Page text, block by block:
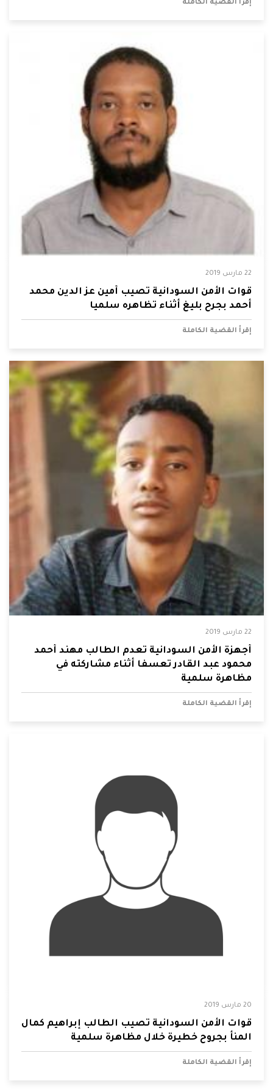
إقرأ القضية الكاملة
22 مارس 2019
قوات الأمن السودانية تصيب أمين عز الدين محمد
أحمد بجرح بليغ أثناء تظاهره سلميا
إقرأ القضية الكاملة
22 مارس 2019
أجهزة الأمن السودانية تعدم الطالب مهند أحمد
محمود عبد القادر تعسفا أثناء مشاركته في
مظاهرة سلمية
إقرأ القضية الكاملة
20 مارس 2019
قوات الأمن السودانية تصيب الطالب إبراهيم كمال
المنأ بجروح خطيرة خلال مظاهرة سلمية
إقرأ القضية الكاملة